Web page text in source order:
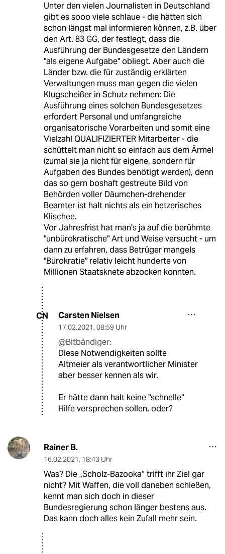
Unter den vielen Journalisten in Deutschland
gibt es sooo viele schlaue - die hätten sich
schon längst mal informieren können, z.B. über
den Art. 83 GG, der festlegt, dass die
Ausführung der Bundesgesetze den Ländern
"als eigene Aufgabe" obliegt. Aber auch die
Länder bzw. die für zuständig erklärten
Verwaltungen muss man gegen die vielen
Klugscheißer in Schutz nehmen: Die
Ausführung eines solchen Bundesgesetzes
erfordert Personal und umfangreiche
organisatorische Vorarbeiten und somit eine
Vielzahl QUALIFIZIERTER Mitarbeiter - die
schüttelt man nicht so einfach aus dem Ärmel
(zumal sie ja nicht für eigene, sondern für
Aufgaben des Bundes benötigt werden), denn
das so gern boshaft gestreute Bild von
Behörden voller Däumchen-drehender
Beamter ist halt nichts als ein hetzerisches
Klischee.
Vor Jahresfrist hat man's ja auf die berühmte
"unbürokratische" Art und Weise versucht - um
dann zu erfahren, dass Betrüger mangels
"Bürokratie" relativ leicht hunderte von
Millionen Staatsknete abzocken konnten.
CN Carsten Nielsen
17.02.2021, 08:59 Uhr
@Bitbändiger:
Diese Notwendigkeiten sollte
Altmeier als verantwortlicher Minister
aber besser kennen als wir.
Er hätte dann halt keine "schnelle"
Hilfe versprechen sollen, oder?
Rainer B.
16.02.2021, 18:43 Uhr
Was? Die „Scholz-Bazooka“ trifft ihr Ziel gar
nicht? Mit Waffen, die voll daneben schießen,
kennt man sich doch in dieser
Bundesregierung schon länger bestens aus.
Das kann doch alles kein Zufall mehr sein.